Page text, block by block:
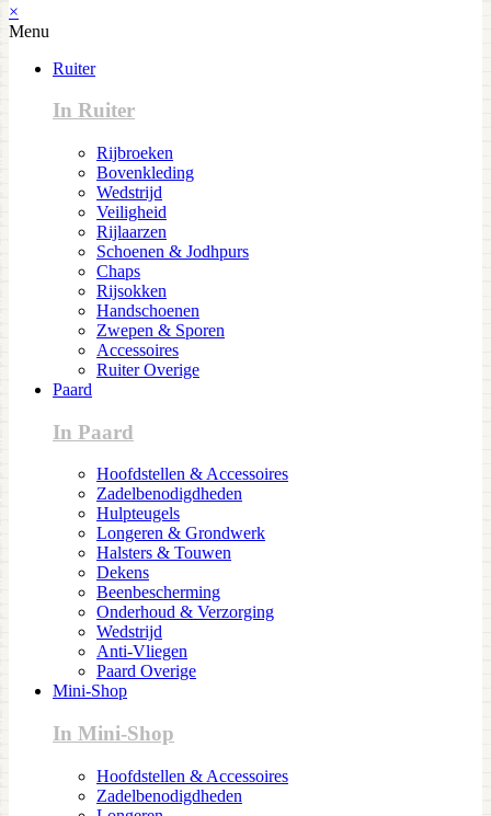
×
Menu
Ruiter
In Ruiter
Rijbroeken
Bovenkleding
Wedstrijd
Veiligheid
Rijlaarzen
Schoenen & Jodhpurs
Chaps
Rijsokken
Handschoenen
Zwepen & Sporen
Accessoires
Ruiter Overige
Paard
In Paard
Hoofdstellen & Accessoires
Zadelbenodigdheden
Hulpteugels
Longeren & Grondwerk
Halsters & Touwen
Dekens
Beenbescherming
Onderhoud & Verzorging
Wedstrijd
Anti-Vliegen
Paard Overige
Mini-Shop
In Mini-Shop
Hoofdstellen & Accessoires
Zadelbenodigdheden